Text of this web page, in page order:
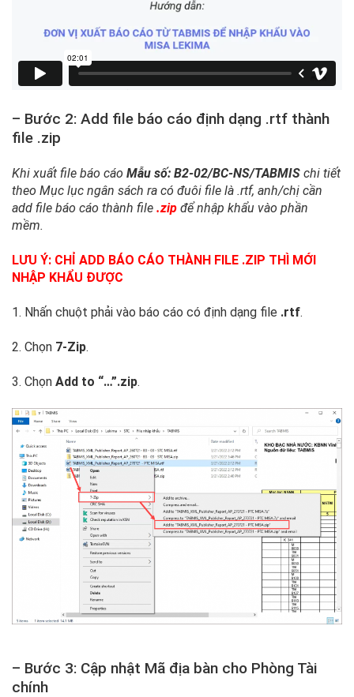
– Bước 2: Add file báo cáo định dạng .rtf thành
file .zip
Khi xuất file báo cáo Mẫu số: B2-02/BC-NS/TABMIS chi tiết
theo Mục lục ngân sách ra có đuôi file là .rtf, anh/chị cần
add file báo cáo thành file .zip để nhập khẩu vào phần
mềm.
LƯU Ý: CHỈ ADD BÁO CÁO THÀNH FILE .ZIP THÌ MỚI
NHẬP KHẨU ĐƯỢC
1. Nhấn chuột phải vào báo cáo có định dạng file .rtf.
2. Chọn 7-Zip.
3. Chọn Add to “…”.zip.
– Bước 3: Cập nhật Mã địa bàn cho Phòng Tài
chính